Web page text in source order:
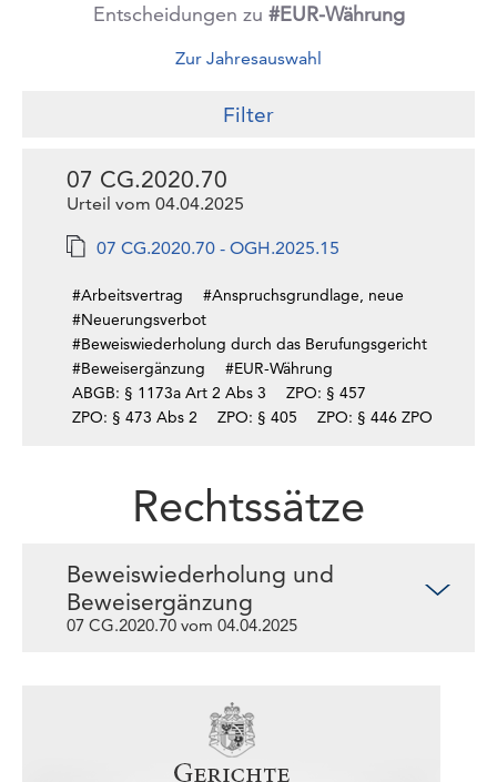
Entscheidungen zu #EUR-Währung
Zur Jahresauswahl
Filter
07 CG.2020.70
Urteil vom 04.04.2025
07 CG.2020.70 - OGH.2025.15
#Arbeitsvertrag
#Anspruchsgrundlage, neue
#Neuerungsverbot
#Beweiswiederholung durch das Berufungsgericht
#Beweisergänzung
#EUR-Währung
ABGB: § 1173a Art 2 Abs 3
ZPO: § 457
ZPO: § 473 Abs 2
ZPO: § 405 ZPO: § 446 ZPO
Rechtssätze
Beweiswiederholung und
Beweisergänzung
07 CG.2020.70 vom 04.04.2025